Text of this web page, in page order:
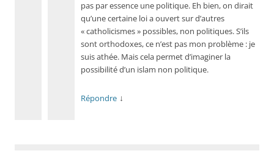
pas par essence une politique. Eh bien, on dirait
qu’une certaine loi a ouvert sur d’autres
« catholicismes » possibles, non politiques. S’ils
sont orthodoxes, ce n’est pas mon problème : je
suis athée. Mais cela permet d’imaginer la
possibilité d’un islam non politique.
Répondre ↓